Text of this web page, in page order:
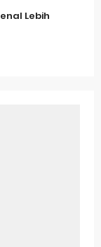
Lebih